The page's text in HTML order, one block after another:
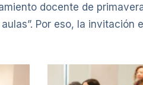
docente de
Por eso, la invitación